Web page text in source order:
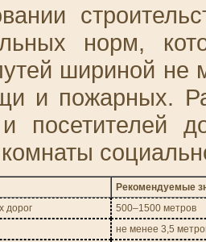
норм,
шириной не
и пожарных.
посетителей
Рекомендуемые
дорог
500–1500 метров
не менее 3,5